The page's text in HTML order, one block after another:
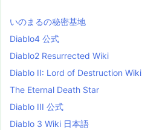
i
s
t
いのまるの秘密基地
Diablo4 公式
Diablo2 Resurrected Wiki
Diablo II: Lord of Destruction Wiki
The Eternal Death Star
Diablo III 公式
Diablo 3 Wiki 日本語